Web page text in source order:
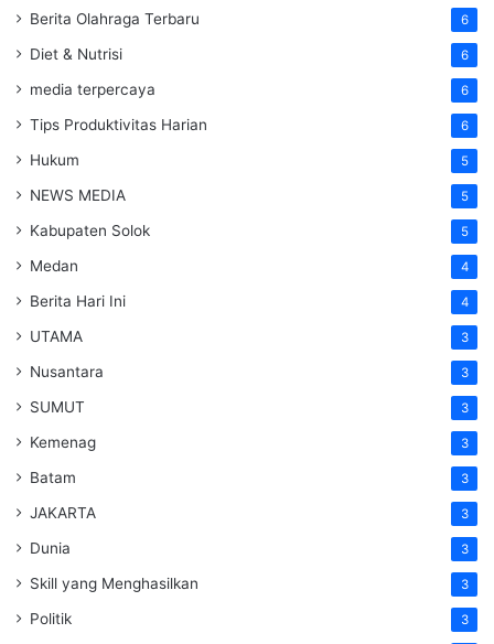
Berita Olahraga Terbaru 6
Diet & Nutrisi 6
media terpercaya 6
Tips Produktivitas Harian 6
Hukum 5
NEWS MEDIA 5
Kabupaten Solok 5
Medan 4
Berita Hari Ini 4
UTAMA 3
Nusantara 3
SUMUT 3
Kemenag 3
Batam 3
JAKARTA 3
Dunia 3
Skill yang Menghasilkan 3
Politik 3